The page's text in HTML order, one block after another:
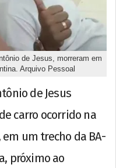
de Jesus, morreram em
Arquivo Pessoal
de Jesus
carro ocorrido na
um trecho da BA-
próximo ao